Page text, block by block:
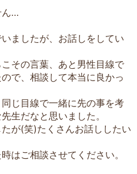
ん…
ましたが、お話しをしてい
その言葉、あと男性目線で
で、相談して本当に良かっ
じ目線で一緒に先の事を考
生だなと思いました。
が(笑)たくさんお話ししたい
はご相談させてください。